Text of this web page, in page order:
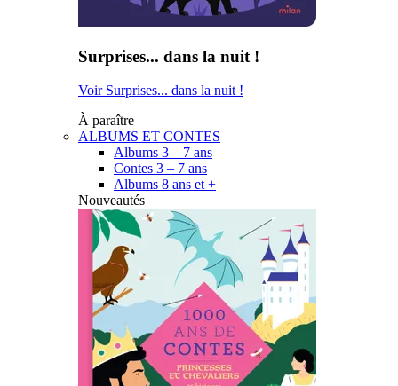
Surprises... dans la nuit !
Voir Surprises... dans la nuit !
À paraître
ALBUMS ET CONTES
Albums 3 – 7 ans
Contes 3 – 7 ans
Albums 8 ans et +
Nouveautés